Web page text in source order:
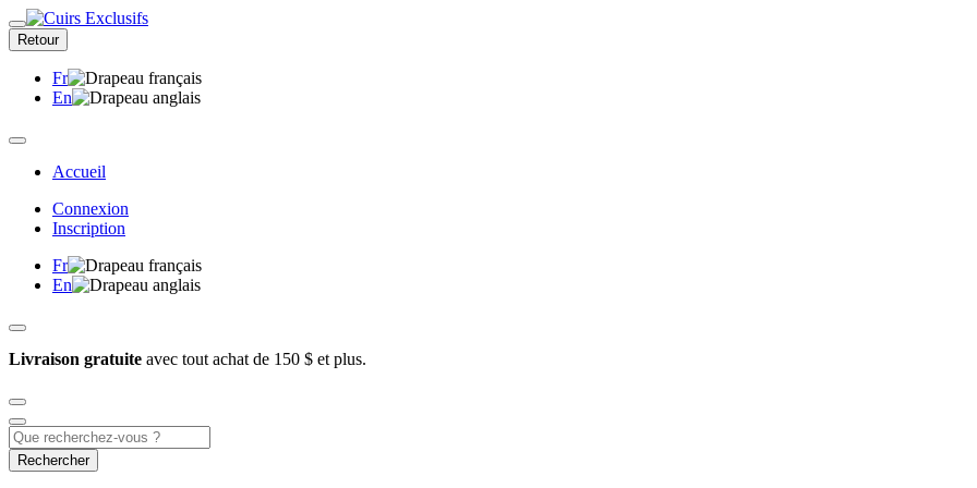
Retour
Fr
En
Accueil
Connexion
Inscription
Fr
En
Livraison gratuite avec tout achat de 150 $ et plus.
Rechercher